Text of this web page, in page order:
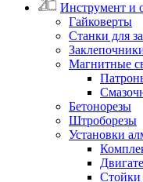
Инструмент и
Гайковерты
Станки для
Магнитные
Бетонорезы
Штроборезы
Установки
Стойки